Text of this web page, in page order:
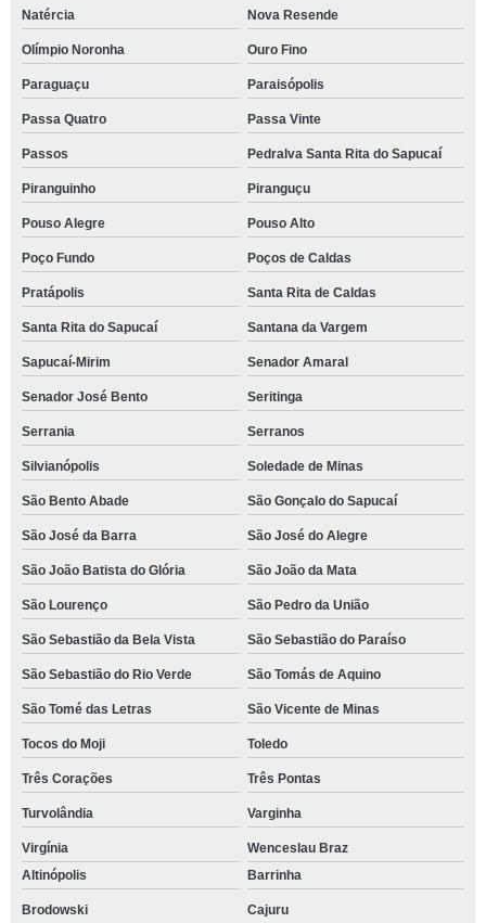
Natércia Nova Resende
Olímpio Noronha Ouro Fino
Paraguaçu Paraisópolis
Passa Quatro Passa Vinte
Passos Pedralva Santa Rita do Sapucaí
Piranguinho Piranguçu
Pouso Alegre Pouso Alto
Poço Fundo Poços de Caldas
Pratápolis Santa Rita de Caldas
Santa Rita do Sapucaí Santana da Vargem
Sapucaí-Mirim Senador Amaral
Senador José Bento Seritinga
Serrania Serranos
Silvianópolis Soledade de Minas
São Bento Abade São Gonçalo do Sapucaí
São José da Barra São José do Alegre
São João Batista do Glória São João da Mata
São Lourenço São Pedro da União
São Sebastião da Bela Vista São Sebastião do Paraíso
São Sebastião do Rio Verde São Tomás de Aquino
São Tomé das Letras São Vicente de Minas
Tocos do Moji Toledo
Três Corações Três Pontas
Turvolândia Varginha
Virgínia
Wenceslau Braz
Altinópolis
Barrinha
Brodowski Cajuru